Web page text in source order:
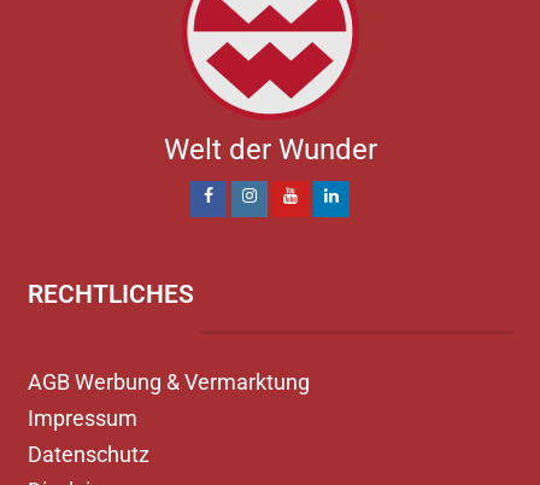
Welt der Wunder
RECHTLICHES
AGB Werbung & Vermarktung
Impressum
Datenschutz